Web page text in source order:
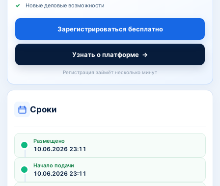
Новые деловые возможности
Зарегистрироваться бесплатно
Узнать о платформе →
Регистрация займёт несколько минут
Сроки
Размещено
10.06.2026 23:11
Начало подачи
10.06.2026 23:11